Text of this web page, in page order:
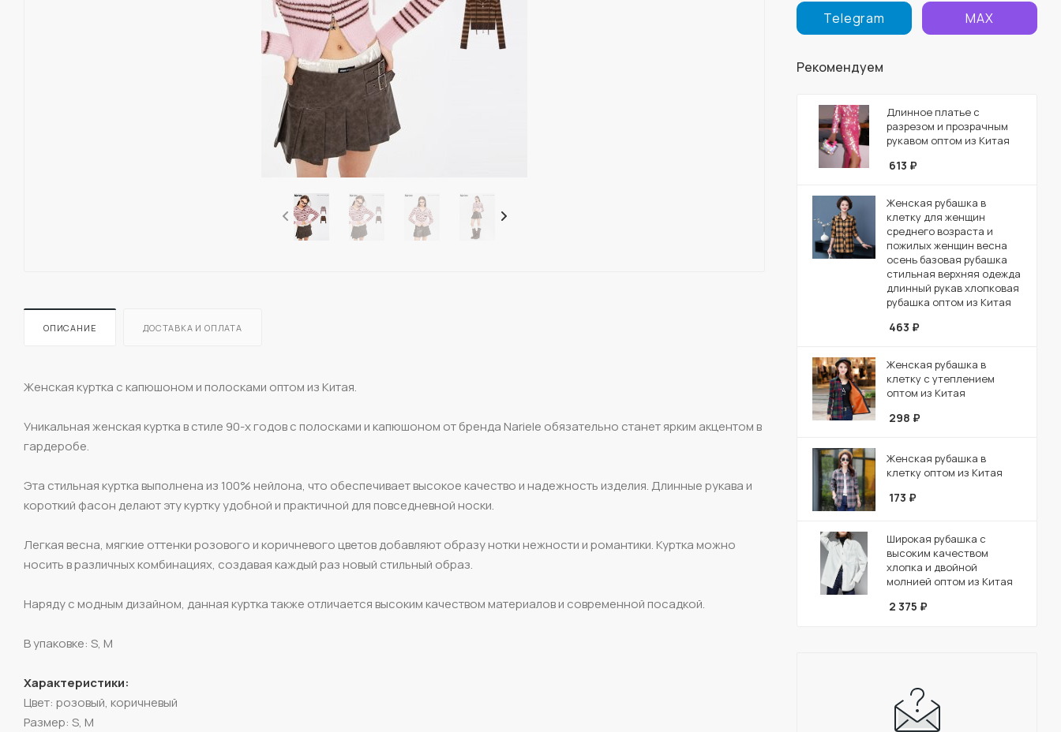
ОПИСАНИЕ ДОСТАВКА И ОПЛАТА
Женская куртка с капюшоном и полосками оптом из Китая.
Уникальная женская куртка в стиле 90-х годов с полосками и капюшоном от бренда Nariele обязательно станет ярким акцентом в
гардеробе.
Эта стильная куртка выполнена из 100% нейлона, что обеспечивает высокое качество и надежность изделия. Длинные рукава и
короткий фасон делают эту куртку удобной и практичной для повседневной носки.
Легкая весна, мягкие оттенки розового и коричневого цветов добавляют образу нотки нежности и романтики. Куртка можно
носить в различных комбинациях, создавая каждый раз новый стильный образ.
Наряду с модным дизайном, данная куртка также отличается высоким качеством материалов и современной посадкой.
В упаковке: S, M
Характеристики:
Цвет: розовый, коричневый
Размер: S, M
Telegram MAX
Рекомендуем
Длинное платье с
разрезом и прозрачным
рукавом оптом из Китая
613 ₽
Женская рубашка в
клетку для женщин
среднего возраста и
пожилых женщин весна
осень базовая рубашка
стильная верхняя одежда
длинный рукав хлопковая
рубашка оптом из Китая
463 ₽
Женская рубашка в
клетку с утеплением
оптом из Китая
298 ₽
Женская рубашка в
клетку оптом из Китая
173 ₽
Широкая рубашка с
высоким качеством
хлопка и двойной
молнией оптом из Китая
2 375 ₽